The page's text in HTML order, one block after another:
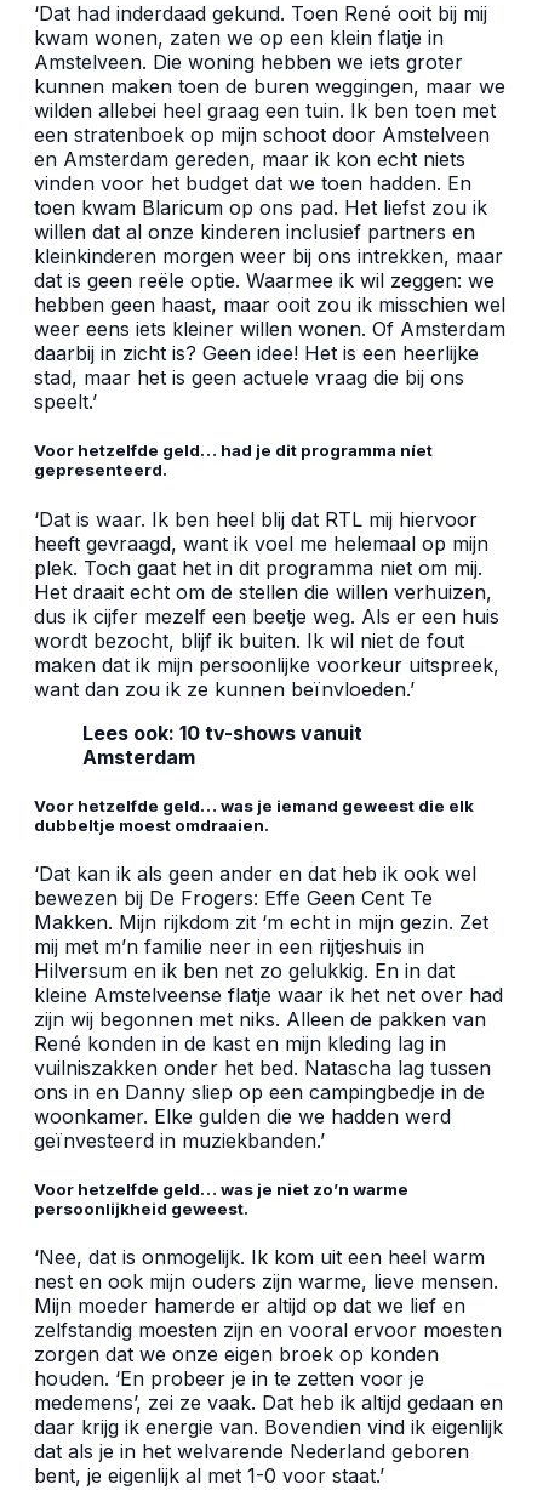
‘Dat had inderdaad gekund. Toen René ooit bij mij
kwam wonen, zaten we op een klein flatje in
Amstelveen. Die woning hebben we iets groter
kunnen maken toen de buren weggingen, maar we
wilden allebei heel graag een tuin. Ik ben toen met
een stratenboek op mijn schoot door Amstelveen
en Amsterdam gereden, maar ik kon echt niets
vinden voor het budget dat we toen hadden. En
toen kwam Blaricum op ons pad. Het liefst zou ik
willen dat al onze kinderen inclusief partners en
kleinkinderen morgen weer bij ons intrekken, maar
dat is geen reële optie. Waarmee ik wil zeggen: we
hebben geen haast, maar ooit zou ik misschien wel
weer eens iets kleiner willen wonen. Of Amsterdam
daarbij in zicht is? Geen idee! Het is een heerlijke
stad, maar het is geen actuele vraag die bij ons
speelt.’
Voor hetzelfde geld… had je dit programma níet
gepresenteerd.
‘Dat is waar. Ik ben heel blij dat RTL mij hiervoor
heeft gevraagd, want ik voel me helemaal op mijn
plek. Toch gaat het in dit programma niet om mij.
Het draait echt om de stellen die willen verhuizen,
dus ik cijfer mezelf een beetje weg. Als er een huis
wordt bezocht, blijf ik buiten. Ik wil niet de fout
maken dat ik mijn persoonlijke voorkeur uitspreek,
want dan zou ik ze kunnen beïnvloeden.’
Lees ook: 10 tv-shows vanuit
Amsterdam
Voor hetzelfde geld… was je iemand geweest die elk
dubbeltje moest omdraaien.
‘Dat kan ik als geen ander en dat heb ik ook wel
bewezen bij De Frogers: Effe Geen Cent Te
Makken. Mijn rijkdom zit ‘m echt in mijn gezin. Zet
mij met m’n familie neer in een rijtjeshuis in
Hilversum en ik ben net zo gelukkig. En in dat
kleine Amstelveense flatje waar ik het net over had
zijn wij begonnen met niks. Alleen de pakken van
René konden in de kast en mijn kleding lag in
vuilniszakken onder het bed. Natascha lag tussen
ons in en Danny sliep op een campingbedje in de
woonkamer. Elke gulden die we hadden werd
geïnvesteerd in muziekbanden.’
Voor hetzelfde geld… was je niet zo’n warme
persoonlijkheid geweest.
‘Nee, dat is onmogelijk. Ik kom uit een heel warm
nest en ook mijn ouders zijn warme, lieve mensen.
Mijn moeder hamerde er altijd op dat we lief en
zelfstandig moesten zijn en vooral ervoor moesten
zorgen dat we onze eigen broek op konden
houden. ‘En probeer je in te zetten voor je
medemens’, zei ze vaak. Dat heb ik altijd gedaan en
daar krijg ik energie van. Bovendien vind ik eigenlijk
dat als je in het welvarende Nederland geboren
bent, je eigenlijk al met 1-0 voor staat.’